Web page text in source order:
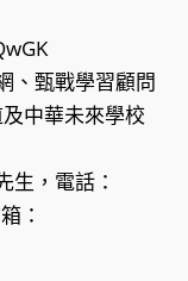
、甄戰學習顧問
中華未來學校
生，電話：
：